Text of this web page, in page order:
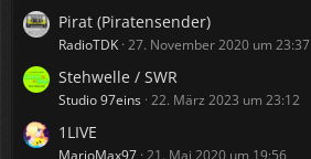
Pirat (Piratensender)
RadioTDK 27. November 2020 um 23:37
Stehwelle / SWR
Studio 97eins 22. März 2023 um 23:12
1LIVE
MarioMax97 21. Mai 2020 um 19:56